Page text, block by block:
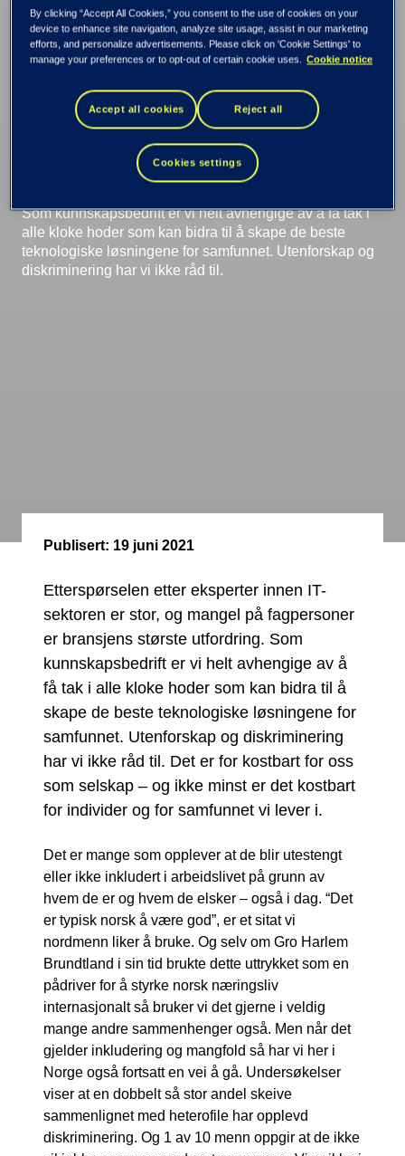
kostbart – for
næringsliv, individer
og samfunn
Som kunnskapsbedrift er vi helt avhengige av å få tak i
alle kloke hoder som kan bidra til å skape de beste
teknologiske løsningene for samfunnet. Utenforskap og
diskriminering har vi ikke råd til.
Publisert: 19 juni 2021
Etterspørselen etter eksperter innen IT-
sektoren er stor, og mangel på fagpersoner
er bransjens største utfordring. Som
kunnskapsbedrift er vi helt avhengige av å
få tak i alle kloke hoder som kan bidra til å
skape de beste teknologiske løsningene for
samfunnet. Utenforskap og diskriminering
har vi ikke råd til. Det er for kostbart for oss
som selskap – og ikke minst er det kostbart
for individer og for samfunnet vi lever i.
Det er mange som opplever at de blir utestengt
eller ikke inkludert i arbeidslivet på grunn av
hvem de er og hvem de elsker – også i dag. “Det
er typisk norsk å være god”, er et sitat vi
nordmenn liker å bruke. Og selv om Gro Harlem
Brundtland i sin tid brukte dette uttrykket som en
pådriver for å styrke norsk næringsliv
internasjonalt så bruker vi det gjerne i veldig
mange andre sammenhenger også. Men når det
gjelder inkludering og mangfold så har vi her i
Norge også fortsatt en vei å gå. Undersøkelser
viser at en dobbelt så stor andel skeive
sammenlignet med heterofile har opplevd
diskriminering. Og 1 av 10 menn oppgir at de ikke
By clicking “Accept All Cookies,” you consent to the use of cookies on your
device to enhance site navigation, analyze site usage, assist in our marketing
efforts, and personalize advertisements. Please click on 'Cookie Settings' to
manage your preferences or to opt-out of certain cookie uses.
Cookie notice
Accept all cookies Reject all
Cookies settings